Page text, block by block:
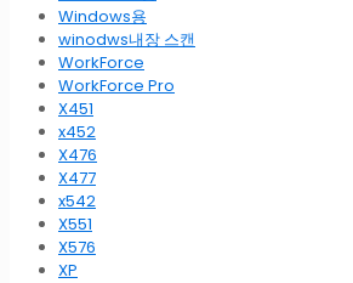
Windows용
winodws내장 스캔
WorkForce
WorkForce Pro
X451
x452
X476
X477
x542
X551
X576
XP